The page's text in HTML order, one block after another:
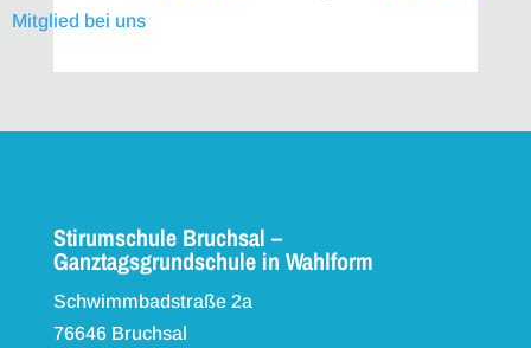
Mitglied bei uns
Stirumschule Bruchsal –
Ganztagsgrundschule in Wahlform
Schwimmbadstraße 2a
76646 Bruchsal